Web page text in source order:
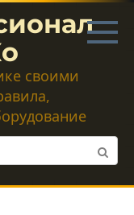
своими